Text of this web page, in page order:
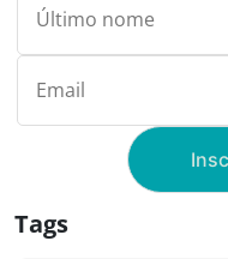
Tags